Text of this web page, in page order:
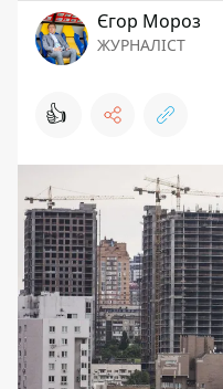
Єгор Мороз
ЖУРНАЛІСТ
👍